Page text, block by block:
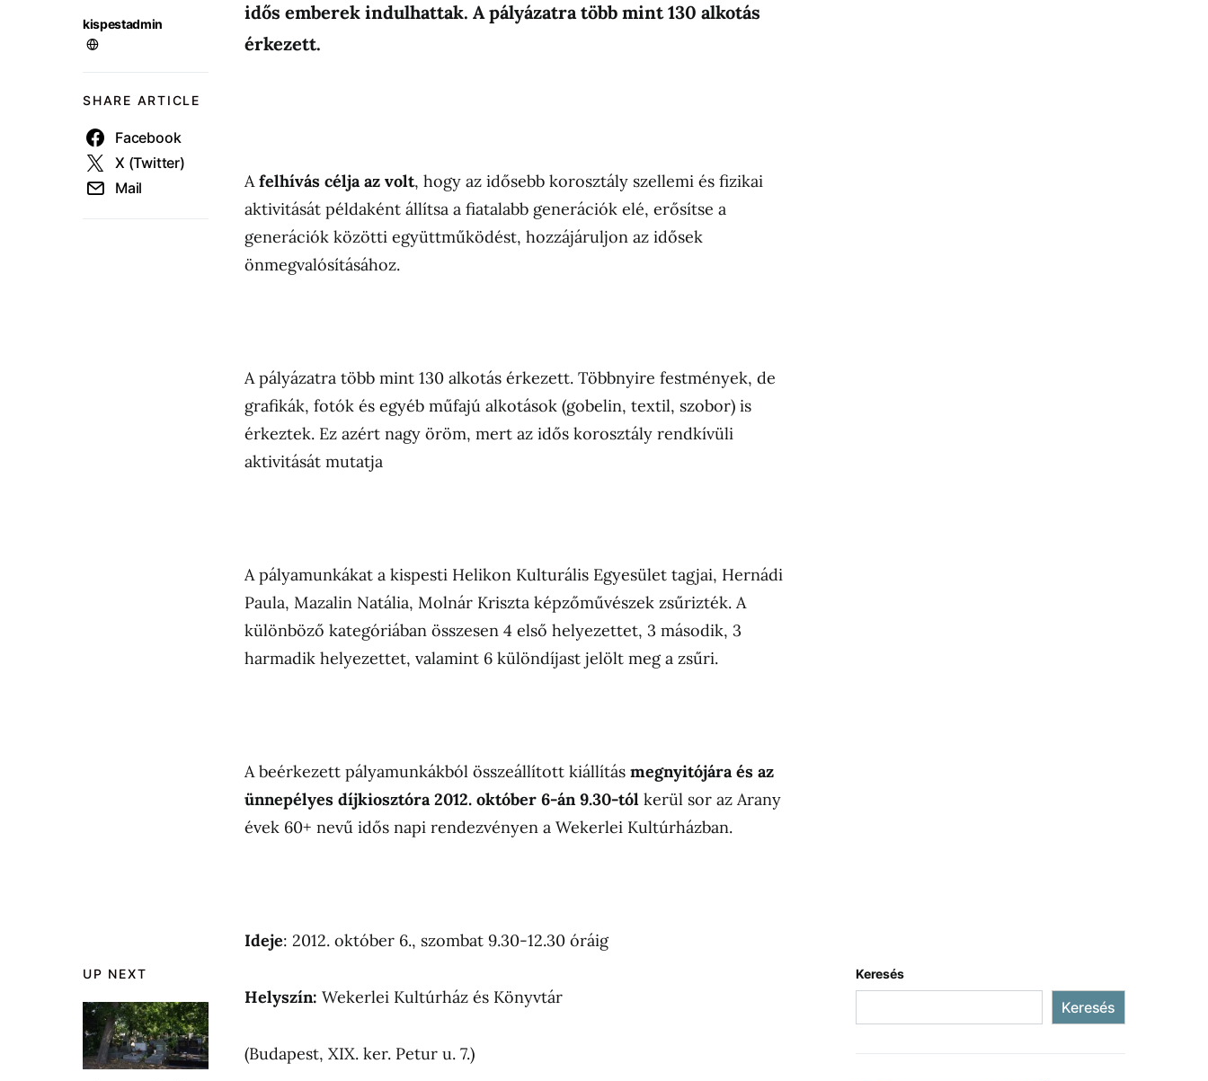
UP NEXT
kispestadmin
SHARE ARTICLE
Facebook
X (Twitter)
Mail
idős emberek indulhattak. A pályázatra több mint 130 alkotás
érkezett.
Afelhívás célja az volt, hogy az idősebb korosztály szellemi és fizikai
aktivitását példaként állítsa a fiatalabb generációk elé, erősítse a
generációk közötti együttműködést, hozzájáruljon az idősek
önmegvalósításához.
A pályázatra több mint 130 alkotás érkezett. Többnyire festmények, de
grafikák, fotók és egyéb műfajú alkotások (gobelin, textil, szobor) is
érkeztek. Ez azért nagy öröm, mert az idős korosztály rendkívüli
aktivitását mutatja
A pályamunkákat a kispesti Helikon Kulturális Egyesület tagjai, Hernádi
Paula, Mazalin Natália, Molnár Kriszta képzőművészek zsűrizték. A
különböző kategóriában összesen 4 első helyezettet, 3 második, 3
harmadik helyezettet, valamint 6 különdíjast jelölt meg a zsűri.
A beérkezett pályamunkákból összeállított kiállítás megnyitójára és az
ünnepélyes díjkiosztóra 2012. október 6-án 9.30-tól kerül sor az Arany
évek 60+ nevű idős napi rendezvényen a Wekerlei Kultúrházban.
Ideje: 2012. október 6., szombat 9.30-12.30 óráig
Helyszín: Wekerlei Kultúrház és Könyvtár
(Budapest, XIX. ker. Petur u. 7.)
Keresés
Keresés